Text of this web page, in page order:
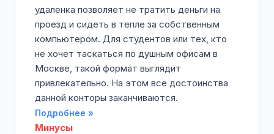
удаленка позволяет не тратить деньги на
проезд и сидеть в тепле за собственным
компьютером. Для студентов или тех, кто
не хочет таскаться по душным офисам в
Москве, такой формат выглядит
привлекательно. На этом все достоинства
данной конторы заканчиваются.
Подробнее »
Минусы